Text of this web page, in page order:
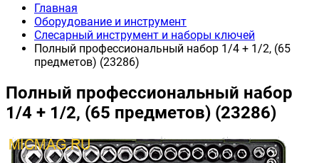
Главная
Оборудование и инструмент
Слесарный инструмент и наборы ключей
Полный профессиональный набор 1/4 + 1/2, (65
предметов) (23286)
Полный профессиональный набор
1/4 + 1/2, (65 предметов) (23286)